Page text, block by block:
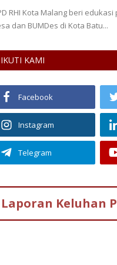
RHI Kota Malang beri
dan BUMDes di Kota Batu...
IKUTI KAMI
Facebook
Instagram
Telegram
Laporan Keluhan